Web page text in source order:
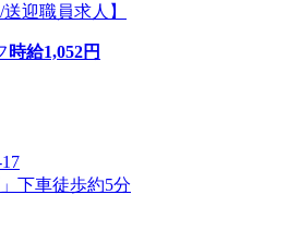
迎職員求人】
時給1,052円
下車徒歩約5分